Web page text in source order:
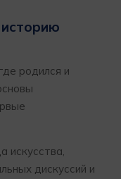
родился и
искусства,
дискуссий и